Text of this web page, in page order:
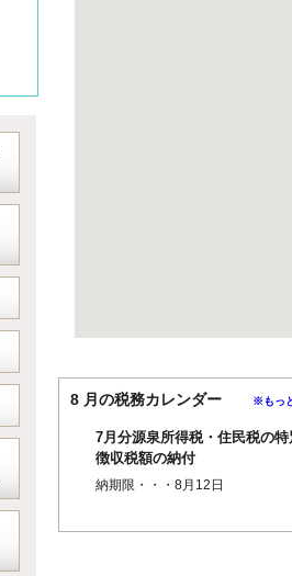
8 月の税務カレンダー ※もっ
7月分源泉所得税・住民税の特
徴収税額の納付
納期限・・・8月12日